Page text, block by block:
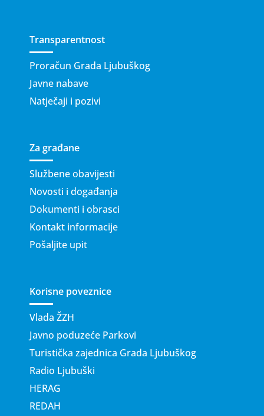
Transparentnost
Proračun Grada Ljubuškog
Javne nabave
Natječaji i pozivi
Za građane
Službene obavijesti
Novosti i događanja
Dokumenti i obrasci
Kontakt informacije
Pošaljite upit
Korisne poveznice
Vlada ŽZH
Javno poduzeće Parkovi
Turistička zajednica Grada Ljubuškog
Radio Ljubuški
HERAG
REDAH